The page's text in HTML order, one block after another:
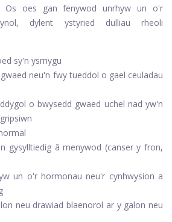
Os oes gan fenywod unrhyw un o'r
dylent ystyried dulliau rheoli
sy'n ysmygu
neu'n fwy tueddol o gael ceuladau
o bwysedd gwaed uchel nad yw'n
gysylltiedig â menywod (canser y fron,
un o'r hormonau neu'r cynhwysion a
neu drawiad blaenorol ar y galon neu